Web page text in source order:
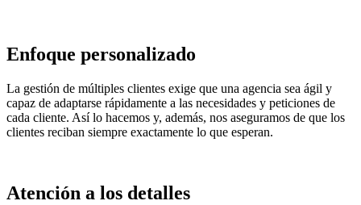
Enfoque personalizado
La gestión de múltiples clientes exige que una agencia sea ágil y
capaz de adaptarse rápidamente a las necesidades y peticiones de
cada cliente. Así lo hacemos y, además, nos aseguramos de que los
clientes reciban siempre exactamente lo que esperan.
Atención a los detalles